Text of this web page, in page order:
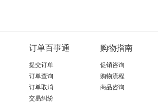
订单百事通
提交订单
订单查询
订单取消
交易纠纷
购物指南
促销咨询
购物流程
商品咨询